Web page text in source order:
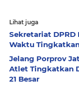
Lihat juga
Sekretariat
Waktu
Jelang Porprov
Atlet Tingkatkan
21 Besar